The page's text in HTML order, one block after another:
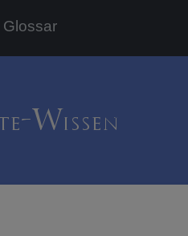
Glossar